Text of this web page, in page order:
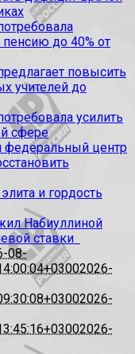
до 40% от
повысить
учителей до
усилить
сфере
федеральный центр
и гордость
Набиуллиной
ставки
08-
2026-
2026-
2026-